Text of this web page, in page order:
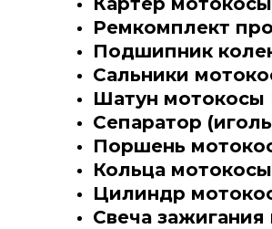
Ремкомплект
Подшипник
Сальники
Шатун мотокосы
Сепаратор
Поршень
Кольца
Цилиндр
Свеча